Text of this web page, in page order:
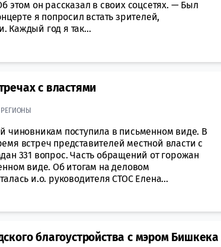
этом он рассказал в своих соцсетях. — Был
я попросил встать зрителей,
Каждый год я так...
с властями
РЕГИОНЫ
чиновникам поступила в письменном виде. В
встреч представителей местной власти с
331 вопрос. Часть обращений от горожан
виде. Об итогам на деловом
и.о. руководителя СТОС Елена...
благоустройства с мэром Бишкека